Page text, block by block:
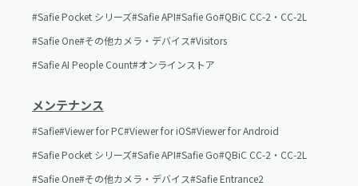
Safie Pocket シリーズ Safie API Safie Go QBiC CC-2・CC-2L
Safie One その他カメラ・デバイス Visitors
Safie AI People Count オンラインストア
メンテナンス
Safie Viewer for PC Viewer for iOS Viewer for Android
Safie Pocket シリーズ Safie API Safie Go QBiC CC-2・CC-2L
Safie One その他カメラ・デバイス Safie Entrance2